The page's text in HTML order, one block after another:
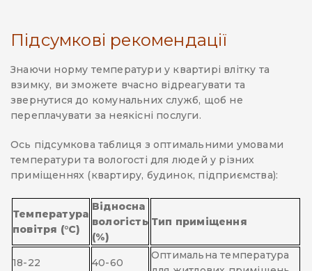
Підсумкові рекомендації
Знаючи норму температури у квартирі влітку та
взимку, ви зможете вчасно відреагувати та
звернутися до комунальних служб, щоб не
переплачувати за неякісні послуги.
Ось підсумкова таблиця з оптимальними умовами
температури та вологості для людей у різних
приміщеннях (квартиру, будинок, підприємства):
Температура
повітря (°C)
Відносна
вологість
(%)
Тип приміщення
18-22 40-60
Оптимальна температура